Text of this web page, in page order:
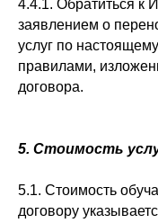
4.4.1. Обратиться к
заявлением о
услуг по
правилами,
договора.
5. Стоимость
5.1. Стоимость
договору